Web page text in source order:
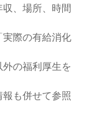
、場所、時間
際の有給消化
の福利厚生を
も併せて参照